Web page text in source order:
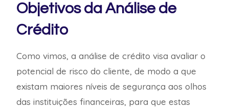
Objetivos da Análise de
Crédito
Como vimos, a análise de crédito visa avaliar o
potencial de risco do cliente, de modo a que
existam maiores níveis de segurança aos olhos
das instituições financeiras, para que estas